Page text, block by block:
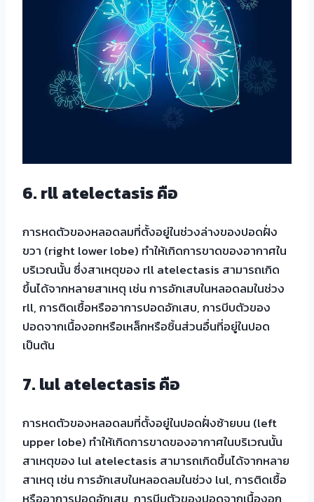
6. rll atelectasis คือ
การหดตัวของหลอดลมที่ตั้งอยู่ในช่วงล่างของปอดฝั่ง
ขวา (right lower lobe) ทำให้เกิดการขาดของอากาศใน
บริเวณนั้น ซึ่งสาเหตุของ rll atelectasis สามารถเกิด
ขึ้นได้จากหลายสาเหตุ เช่น การอักเสบในหลอดลมในช่วง
rll, การติดเชื้อหรืออาการปอดอักเสบ, การบีบตัวของ
ปอดจากเนื้องอกหรือเหล็กหรือชิ้นส่วนอื่นที่อยู่ในปอด
เป็นต้น
7. lul atelectasis คือ
การหดตัวของหลอดลมที่ตั้งอยู่ในปอดฝั่งซ้ายบน (left
upper lobe) ทำให้เกิดการขาดของอากาศในบริเวณนั้น
สาเหตุของ lul atelectasis สามารถเกิดขึ้นได้จากหลาย
สาเหตุ เช่น การอักเสบในหลอดลมในช่วง lul, การติดเชื้อ